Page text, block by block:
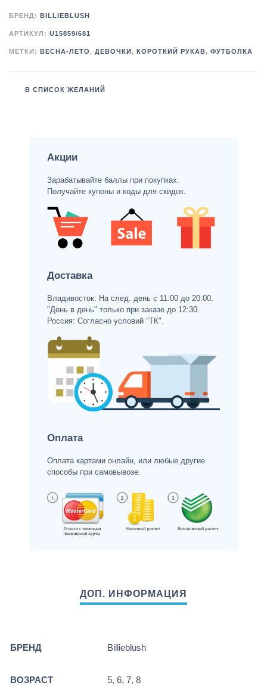
БРЕНД: BILLIEBLUSH
АРТИКУЛ: U15859/681
МЕТКИ: ВЕСНА-ЛЕТО, ДЕВОЧКИ , КОРОТКИЙ РУКАВ, ФУТБОЛКА
В СПИСОК ЖЕЛАНИЙ
Акции
Зарабатывайте баллы при покупках.
Получайте купоны и коды для скидок.
Доставка
Владивосток: На след. день с 11:00 до 20:00.
"День в день" только при заказе до 12:30.
Россия: Согласно условий "ТК".
Оплата
Оплата картами онлайн, или любые другие
способы при самовывозе.
БРЕНД Billieblush
ВОЗРАСТ 5, 6, 7, 8